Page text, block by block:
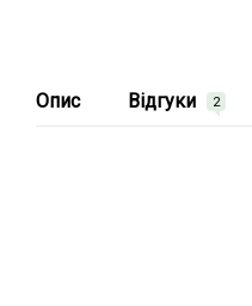
Опис Відгуки 2